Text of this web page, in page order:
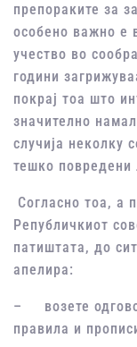
препораките за
особено важно е
учество во
години
покрај тоа што
значително
случија неколку
тешко повредени
Согласно тоа, а
Републичкиот
патиштата, до
апелира:
– возете
правила и